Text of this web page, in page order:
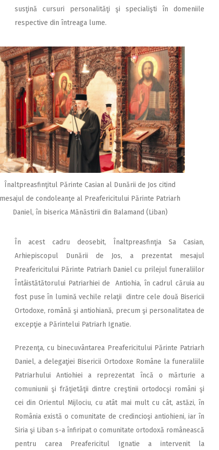
susţină cursuri personalităţi şi specialişti în domeniile
respective din întreaga lume.
Înaltpreasfinţitul Părinte Casian al Dunării de Jos citind
mesajul de condoleanţe al Preafericitului Părinte Patriarh
Daniel, în biserica Mănăstirii din Balamand (Liban)
În acest cadru deosebit, Înaltpreasfinţia Sa Casian,
Arhiepiscopul Dunării de Jos, a prezentat mesajul
Preafericitului Părinte Patriarh Daniel cu prilejul funeraliilor
Întâistătătorului Patriarhiei de Antiohia, în cadrul căruia au
fost puse în lumină vechile relaţii dintre cele două Bisericii
Ortodoxe, română şi antiohiană, precum şi personalitatea de
excepţie a Părintelui Patriarh Ignatie.
Prezenţa, cu binecuvântarea Preafericitului Părinte Patriarh
Daniel, a delegaţiei Bisericii Ortodoxe Române la funeraliile
Patriarhului Antiohiei a reprezentat încă o mărturie a
comuniunii şi frăţietăţii dintre creştinii ortodocşi români şi
cei din Orientul Mijlociu, cu atât mai mult cu cât, astăzi, în
România există o comunitate de credincioşi antiohieni, iar în
Siria şi Liban s-a înfiripat o comunitate ortodoxă românească
pentru carea Preafericitul Ignatie a intervenit la